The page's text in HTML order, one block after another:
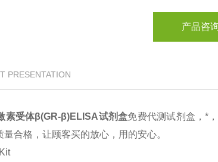
产品咨
PRESENTATION
素受体β(GR-β)ELISA试剂盒免费代测试剂盒，*
合格，让顾客买的放心，用的安心。